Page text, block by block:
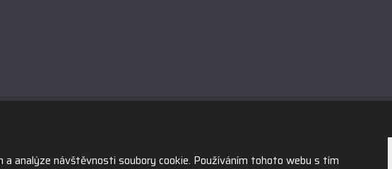
Mapa stránek|Podmínky použití
analýze návštěvnosti soubory cookie. Používáním tohoto webu s tím